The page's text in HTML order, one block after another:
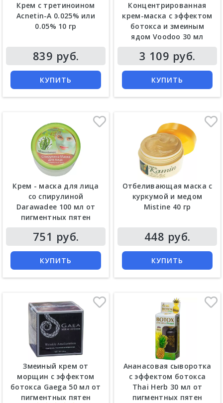
Крем с третиноином
Acnetin-A 0.025% или
0.05% 10 гр
839 руб.
КУПИТЬ
Концентрированная
крем-маска с эффектом
ботокса и змеиным
ядом Voodoo 30 мл
3 109 руб.
КУПИТЬ
Крем - маска для лица
со спирулиной
Darawadee 100 мл от
пигментных пятен
751 руб.
КУПИТЬ
Отбеливающая маска с
куркумой и медом
Mistine 40 гр
448 руб.
КУПИТЬ
Змеиный крем от
морщин с эффектом
ботокса Gaega 50 мл от
пигментных пятен
Ананасовая сыворотка
с эффектом ботокса
Thai Herb 30 мл от
пигментных пятен